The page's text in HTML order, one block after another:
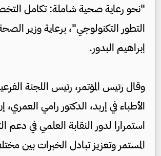
"نحو رعاية صحية شاملة: تكامل
التطور التكنولوجي"، برعاية وزير
إبراهيم البدور.
وقال رئيس المؤتمر، رئيس اللجنة
الأطباء في إربد، الدكتور رامي العمري،
استمرارا لدور النقابة العلمي في دعم
المستمر وتعزيز تبادل الخبرات بين